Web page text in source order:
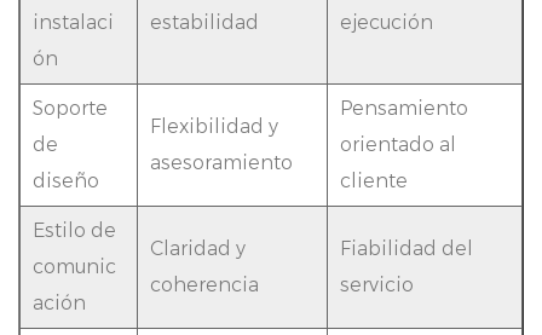
instalaci
ón
estabilidad
ejecución
Soporte
de
diseño
Flexibilidad y
asesoramiento
Pensamiento
orientado al
cliente
Estilo de
comunic
ación
Claridad y
coherencia
Fiabilidad del
servicio